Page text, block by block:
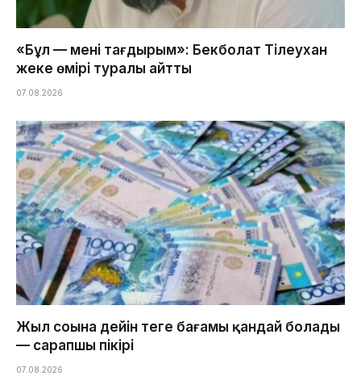
«Бұл — менің тағдырым»: Бекболат Тілеухан
жеке өмірі туралы айтты
07.08.2026
Жыл соңына дейін теңге бағамы қандай болады
— сарапшы пікірі
07.08.2026